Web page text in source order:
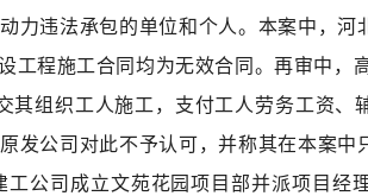
力违法承包的单位和个人。本案中，河
程施工合同均为无效合同。再审中，
组织工人施工，支付工人劳务工资、
发公司对此不予认可，并称其在本案中
公司成立文苑花园项目部并派项目经